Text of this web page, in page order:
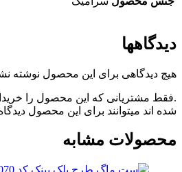
دیدگاهها
هیچ دیدگاهی برای این محصول نوشته
.فقط مشتریانی که این محصول را
شده اند میتوانند برای این محصول
محصولات مشابه